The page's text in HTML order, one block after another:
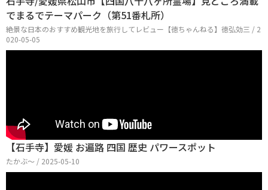
でまるでテーマパーク（第51番札所）
絶景な日本のおすすめ観光地を旅行してレビュー【徳ちゃんねる】徳弘効三 / 2
020-05-05
【石手寺】愛媛 お遍路 四国 歴史 パワースポット
たかぶ〜 / 2025-05-10